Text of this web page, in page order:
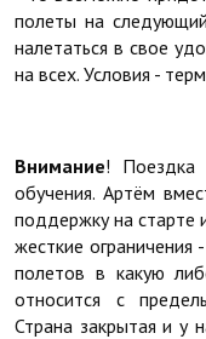
полеты на
налетаться в свое
на всех. Условия -
Внимание! Поездка
обучения. Артём
поддержку на старте
жесткие
полетов в какую
относится с
Страна закрытая и у